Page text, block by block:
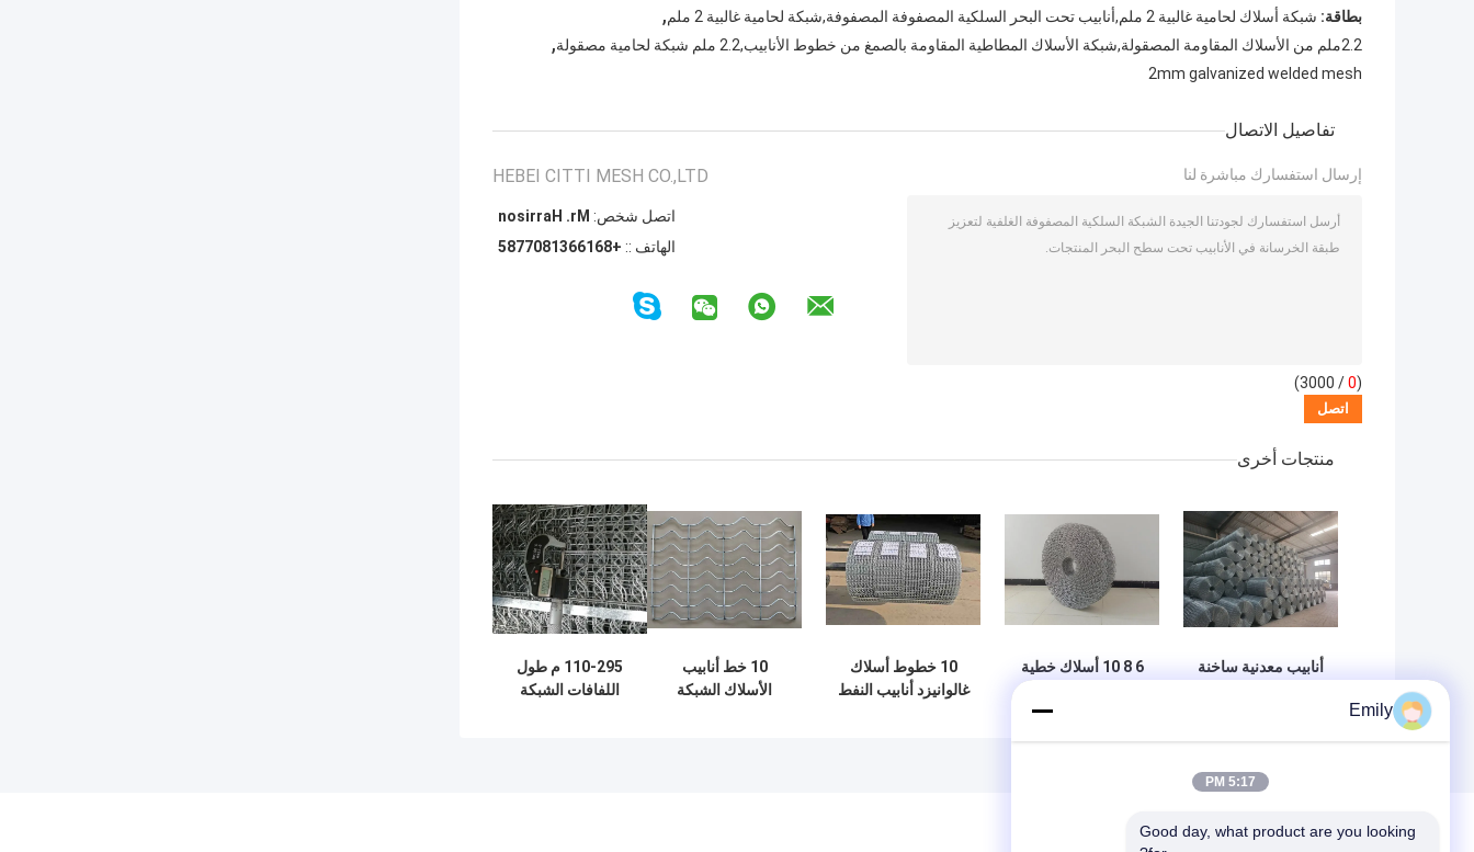
بطاقة: شبكة أسلاك لحامية غالبية 2 ملم,أنابيب تحت البحر السلكية المصفوفة المصفوفة,شبكة لحامية غالبية 2 ملم ,
2.2ملم من الأسلاك المقاومة المصقولة,شبكة الأسلاك المطاطية المقاومة بالصمغ من خطوط الأنابيب,2.2 ملم شبكة لحامية مصقولة ,
2mm galvanized welded mesh
تفاصيل الاتصال
HEBEI CITTI MESH CO.,LTD
اتصل شخص: Mr. Harrison
الهاتف :: +8616631807785
إرسال استفسارك مباشرة لنا
(
0
/ 3000)
منتجات أخرى
أنابيب معدنية ساخنة
6 8 10 أسلاك خطية
لطلاء الوزن
10 خطوط أسلاك
غالوانيزد أنابيب النفط
10 خط أنابيب
الأسلاك الشبكة
110-295 م طول
اللفافات الشبكة
Emily
5:17 PM
Good day, what product are you looking